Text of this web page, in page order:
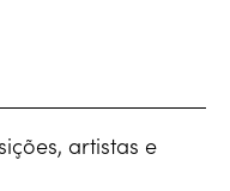
artistas e